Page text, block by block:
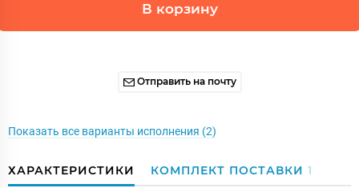
В корзину
Отправить на почту
Показать все варианты исполнения (2)
ХАРАКТЕРИСТИКИ КОМПЛЕКТ ПОСТАВКИ 1